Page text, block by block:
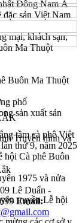
Đông Nam Á
đặc sản Việt Nam
mại, khách sạn,
Ma Thuột
Buôn Ma Thuột
phố
sản xuất sản
tầm cà phê Việt
thứ 9, năm 2025
Cà phê Buôn
1975 và nửa
truyền Lễ hội
Truyền hình và
Lê Duẩn -
Email: